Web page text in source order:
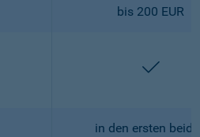
bis 200 EUR
in den ersten